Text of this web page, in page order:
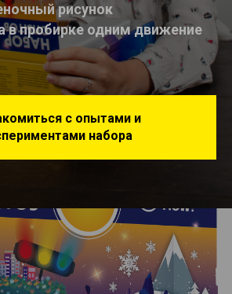
рисунок
в пробирке одним движение
с опытами и
набора